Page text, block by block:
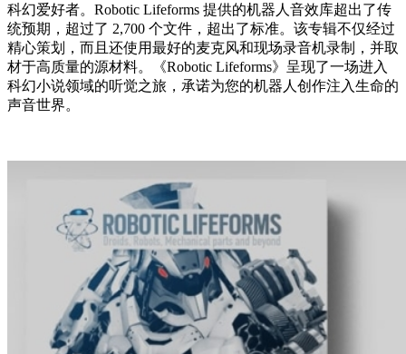
科幻爱好者。Robotic Lifeforms 提供的机器人音效库超出了传
统预期，超过了 2,700 个文件，超出了标准。该专辑不仅经过
精心策划，而且还使用最好的麦克风和现场录音机录制，并取
材于高质量的源材料。《Robotic Lifeforms》呈现了一场进入
科幻小说领域的听觉之旅，承诺为您的机器人创作注入生命的
声音世界。